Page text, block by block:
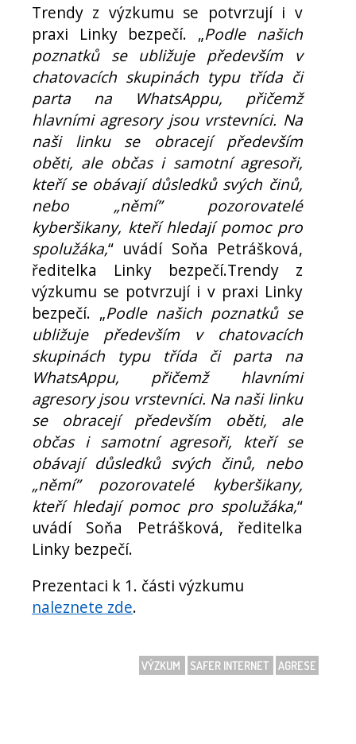
Trendy z výzkumu se potvrzují i v
praxi Linky bezpečí. „Podle našich
poznatků se ubližuje především v
chatovacích skupinách typu třída či
parta na WhatsAppu, přičemž
hlavními agresory jsou vrstevníci. Na
naši linku se obracejí především
oběti, ale občas i samotní agresoři,
kteří se obávají důsledků svých činů,
nebo „němí” pozorovatelé
kyberšikany, kteří hledají pomoc pro
spolužáka,“ uvádí Soňa Petrášková,
ředitelka Linky bezpečí.Trendy z
výzkumu se potvrzují i v praxi Linky
bezpečí. „Podle našich poznatků se
ubližuje především v chatovacích
skupinách typu třída či parta na
WhatsAppu, přičemž hlavními
agresory jsou vrstevníci. Na naši linku
se obracejí především oběti, ale
občas i samotní agresoři, kteří se
obávají důsledků svých činů, nebo
„němí” pozorovatelé kyberšikany,
kteří hledají pomoc pro spolužáka,“
uvádí Soňa Petrášková, ředitelka
Linky bezpečí.
Prezentaci k 1. části výzkumu
naleznete zde.
VÝZKUM SAFER INTERNET AGRESE